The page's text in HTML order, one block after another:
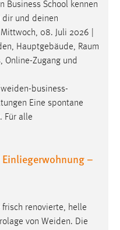
Business School kennen
dir und deinen
08. Juli 2026 |
, Hauptgebäude, Raum
Online-Zugang und
business-
Eine spontane
Für alle
Einliegerwohnung –
renovierte, helle
von Weiden. Die